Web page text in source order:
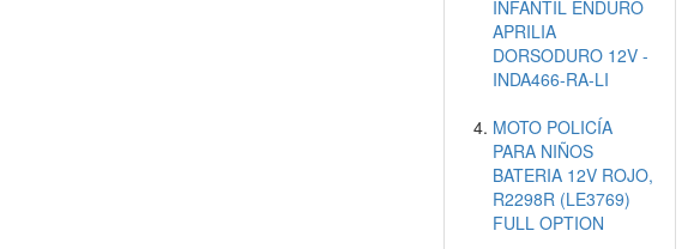
INFANTIL ENDURO
APRILIA
DORSODURO 12V -
INDA466-RA-LI
MOTO POLICÍA
PARA NIÑOS
BATERIA 12V ROJO,
R2298R (LE3769)
FULL OPTION